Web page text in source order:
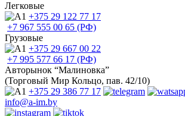
Легковые
+375 29 122 77 17
+7 967 555 00 65 (РФ)
Грузовые
+375 29 667 00 22
+7 995 577 66 17 (РФ)
Авторынок “Малиновка”
(Торговый Мир Кольцо, пав. 42/10)
+375 29 386 77 17
info@a-im.by